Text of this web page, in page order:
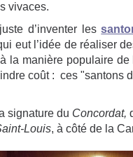
vivaces.
d’inventer les
eut l’idée de réaliser
la manière populaire
coût : ces "santons
signature du Concordat,
Louis, à côté de la